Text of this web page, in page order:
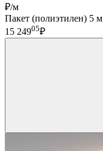
₽/м
Пакет (полиэтилен) 5 м
15 24905₽